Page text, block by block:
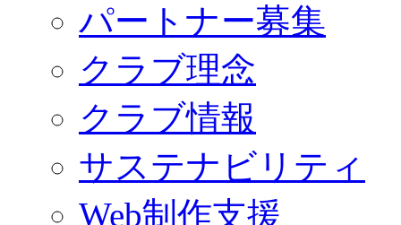
パートナー募集
クラブ理念
クラブ情報
サステナビリティ
Web制作支援